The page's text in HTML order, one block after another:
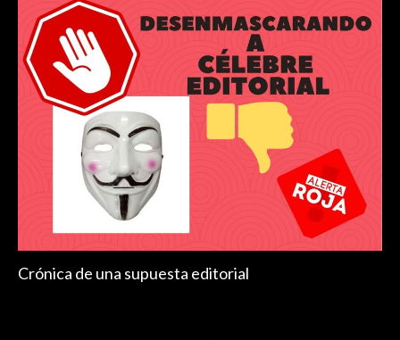
Crónica de una supuesta editorial